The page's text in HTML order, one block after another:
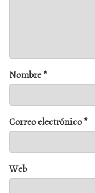
Nombre*
Correo electrónico*
Web